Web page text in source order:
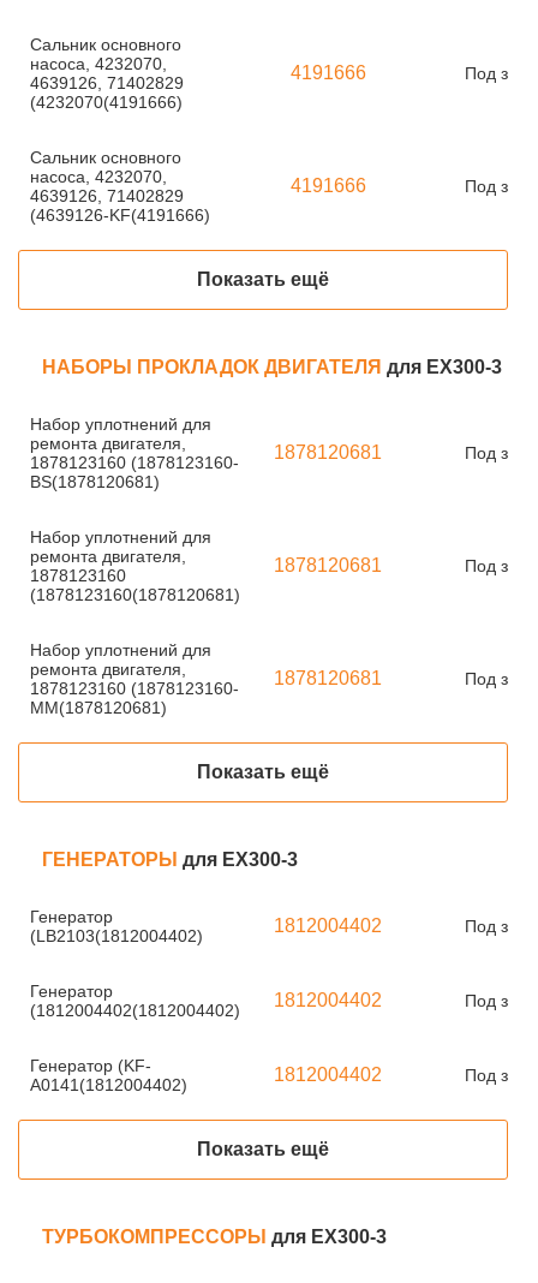
Сальник основного
насоса, 4232070,
4639126, 71402829
(4232070(4191666)
4191666 Под
Сальник основного
насоса, 4232070,
4639126, 71402829
(4639126-KF(4191666)
4191666 Под
Показать ещё
НАБОРЫ ПРОКЛАДОК ДВИГАТЕЛЯ для EX300-3
Набор уплотнений для
ремонта двигателя,
1878123160 (1878123160-
BS(1878120681)
1878120681 Под
Набор уплотнений для
ремонта двигателя,
1878123160
(1878123160(1878120681)
1878120681 Под
Набор уплотнений для
ремонта двигателя,
1878123160 (1878123160-
MM(1878120681)
1878120681 Под
Показать ещё
ГЕНЕРАТОРЫ для EX300-3
Генератор
(LB2103(1812004402)
1812004402 Под
Генератор
(1812004402(1812004402)
1812004402 Под
Генератор (KF-
A0141(1812004402)
1812004402 Под
Показать ещё
ТУРБОКОМПРЕССОРЫ для EX300-3